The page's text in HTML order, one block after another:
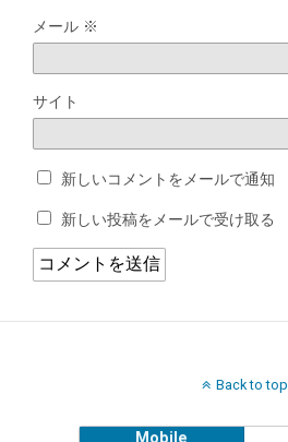
メール ※
サイト
新しいコメントをメールで通知
新しい投稿をメールで受け取る
Back to top
Mobile